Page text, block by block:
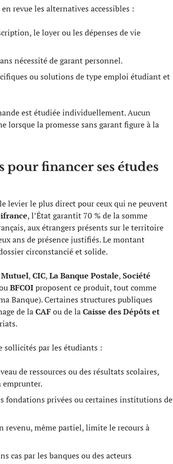
revue les alternatives accessibles :
le loyer ou les dépenses de vie
nécessité de garant personnel.
ou solutions de type emploi étudiant et
est étudiée individuellement. Aucun
lorsque la promesse sans garant figure à la
pour financer ses études
levier le plus direct pour ceux qui ne peuvent
, l’État garantit 70 % de la somme
aux étrangers présents sur le territoire
ans de présence justifiés. Le montant
circonstancié et solide.
,CIC,La Banque Postale,Société
BFCOIproposent ce produit, tout comme
Banque). Certaines structures publiques
de laCAFou de laCaisse des Dépôts et
sollicités par les étudiants :
de ressources ou des résultats scolaires,
emprunter.
fondations privées ou certaines institutions de
revenu, même partiel, limite le recours à
cas par les banques ou des acteurs